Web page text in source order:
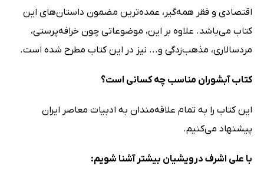
اقتصادی و فقر همه‌گیر، عمده‌ترین مضمون داستان‌های این
کتاب می‌باشد. علاوه بر این، موضوعاتی چون خرافه‌پرستی،
مردسالاری، مذهب‌زدگی و... نیز در این کتاب مطرح شده است.
کتاب آبشوران مناسب چه کسانی است؟
این کتاب را به تمام علاقه‌مندان به ادبیات معاصر ایران
پیشنهاد می‌کنیم.
با علی اشرف درویشیان بیشتر آشنا شویم: